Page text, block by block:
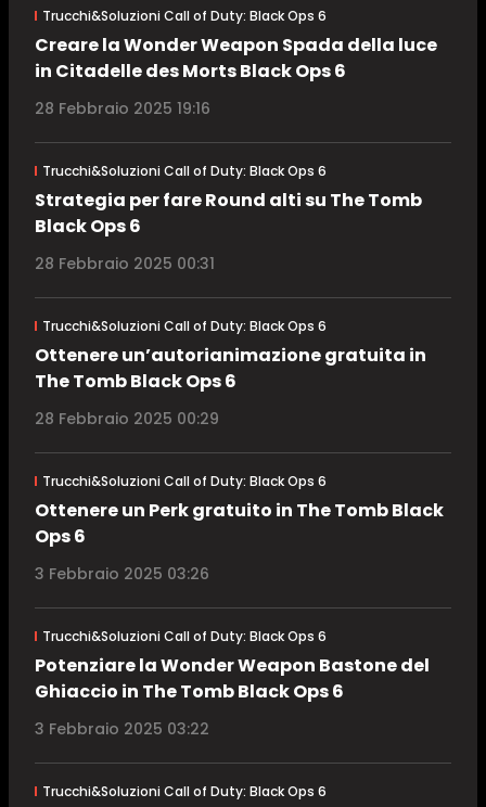
Trucchi&Soluzioni Call of Duty: Black Ops 6
Creare la Wonder Weapon Spada della luce
in Citadelle des Morts Black Ops 6
28 Febbraio 2025 19:16
Trucchi&Soluzioni Call of Duty: Black Ops 6
Strategia per fare Round alti su The Tomb
Black Ops 6
28 Febbraio 2025 00:31
Trucchi&Soluzioni Call of Duty: Black Ops 6
Ottenere un’autorianimazione gratuita in
The Tomb Black Ops 6
28 Febbraio 2025 00:29
Trucchi&Soluzioni Call of Duty: Black Ops 6
Ottenere un Perk gratuito in The Tomb Black
Ops 6
3 Febbraio 2025 03:26
Trucchi&Soluzioni Call of Duty: Black Ops 6
Potenziare la Wonder Weapon Bastone del
Ghiaccio in The Tomb Black Ops 6
3 Febbraio 2025 03:22
Trucchi&Soluzioni Call of Duty: Black Ops 6